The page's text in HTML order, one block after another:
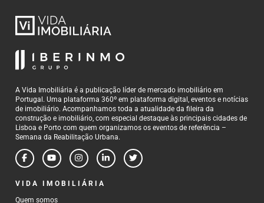
A Vida Imobiliária é a publicação líder de mercado imobiliário em
Portugal. Uma plataforma 360º em plataforma digital, eventos e notícias
de imobiliário. Acompanhamos toda a atualidade da fileira da
construção e imobiliário, com especial destaque às principais cidades de
Lisboa e Porto com quem organizamos os eventos de referência –
Semana da Reabilitação Urbana.
VIDA IMOBILIÁRIA
Quem somos